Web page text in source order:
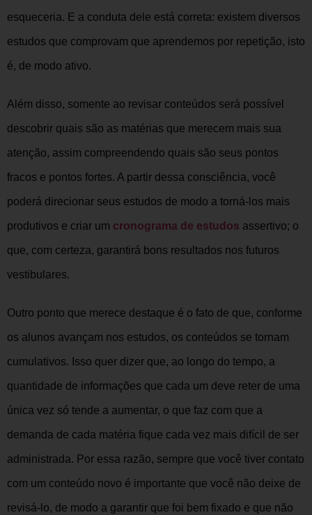
esqueceria. E a conduta dele está correta: existem diversos
estudos que comprovam que aprendemos por repetição, isto
é, de modo ativo.
Além disso, somente ao revisar conteúdos será possível
descobrir quais são as matérias que merecem mais sua
atenção, assim compreendendo quais são seus pontos
fracos e pontos fortes. A partir dessa consciência, você
poderá direcionar seus estudos de modo a torná-los mais
produtivos e criar um cronograma de estudos assertivo; o
que, com certeza, garantirá bons resultados nos futuros
vestibulares.
Outro ponto que merece destaque é o fato de que, conforme
os alunos avançam nos estudos, os conteúdos se tornam
cumulativos. Isso quer dizer que, ao longo do tempo, a
quantidade de informações que cada um deve reter de uma
única vez só tende a aumentar, o que faz com que a
demanda de cada matéria fique cada vez mais difícil de ser
administrada. Por essa razão, sempre que você tiver contato
com um conteúdo novo é importante que você não deixe de
revisá-lo, de modo a garantir que foi bem fixado e que não